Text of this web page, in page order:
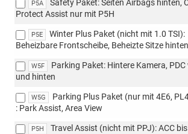
P5A
Safety Paket: Seiten Airbags hinten,
Protect Assist nur mit P5H
P5E
Winter Plus Paket (nicht mit 1.0 TSI):
Beheizbare Frontscheibe, Beheizte Sitze hinten
W5F
Parking Paket: Hintere Kamera, PDC
und hinten
W5G
Parking Plus Paket (nur mit 4E6,
: Park Assist, Area View
P5H
Travel Assist (nicht mit PPJ): ACC bis